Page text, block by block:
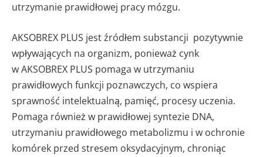
utrzymanie prawidłowej pracy mózgu.
AKSOBREX PLUS jest źródłem substancji pozytywnie
wpływających na organizm, ponieważ cynk
w AKSOBREX PLUS pomaga w utrzymaniu
prawidłowych funkcji poznawczych, co wspiera
sprawność intelektualną, pamięć, procesy uczenia.
Pomaga również w prawidłowej syntezie DNA,
utrzymaniu prawidłowego metabolizmu i w ochronie
komórek przed stresem oksydacyjnym, chroniąc